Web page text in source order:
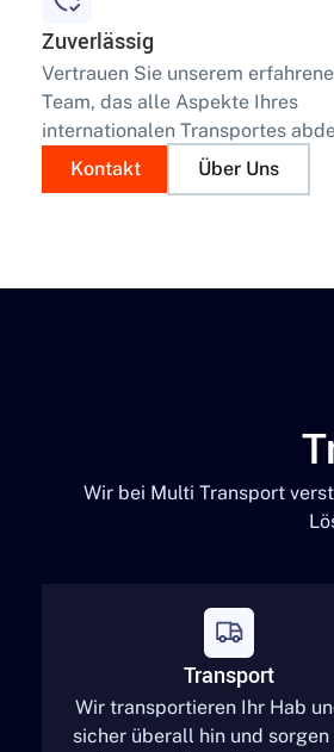
Zuverlässig
Vertrauen Sie unserem
Team, das alle Aspekte Ihres
internationalen Transportes
Kontakt
Über Uns
Wir bei Multi Transport
Transport
Wir transportieren Ihr Hab
sicher überall hin und sorgen